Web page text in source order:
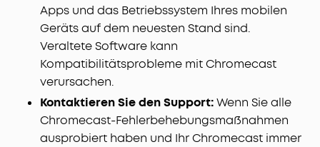
Apps und das Betriebssystem Ihres mobilen
Geräts auf dem neuesten Stand sind.
Veraltete Software kann
Kompatibilitätsprobleme mit Chromecast
verursachen.
Kontaktieren Sie den Support:Wenn Sie alle
Chromecast-Fehlerbehebungsmaßnahmen
ausprobiert haben und Ihr Chromecast immer